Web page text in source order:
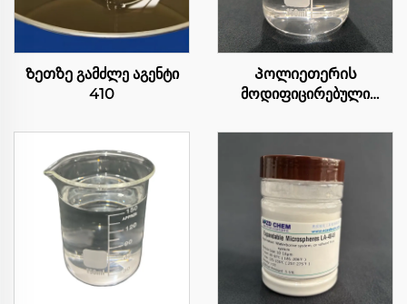
Ზეთზე გამძლე აგენტი
410
Პოლიეთერის
მოდიფიცირებული